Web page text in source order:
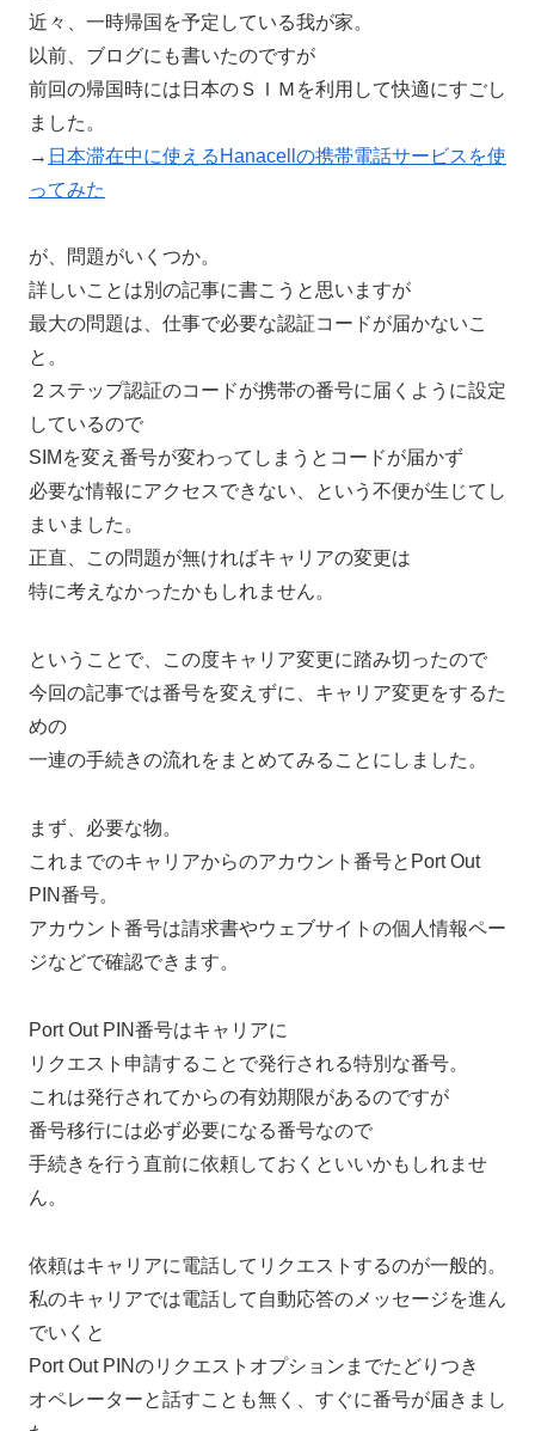
近々、一時帰国を予定している我が家。
以前、ブログにも書いたのですが
前回の帰国時には日本のＳＩＭを利用して快適にすごし
ました。
→ 日本滞在中に使えるHanacellの携帯電話サービスを使
ってみた
が、問題がいくつか。
詳しいことは別の記事に書こうと思いますが
最大の問題は、仕事で必要な認証コードが届かないこ
と。
２ステップ認証のコードが携帯の番号に届くように設定
しているので
SIMを変え番号が変わってしまうとコードが届かず
必要な情報にアクセスできない、という不便が生じてし
まいました。
正直、この問題が無ければキャリアの変更は
特に考えなかったかもしれません。
ということで、この度キャリア変更に踏み切ったので
今回の記事では番号を変えずに、キャリア変更をするた
めの
一連の手続きの流れをまとめてみることにしました。
まず、必要な物。
これまでのキャリアからのアカウント番号とPort Out
PIN番号。
アカウント番号は請求書やウェブサイトの個人情報ペー
ジなどで確認できます。
Port Out PIN番号はキャリアに
リクエスト申請することで発行される特別な番号。
これは発行されてからの有効期限があるのですが
番号移行には必ず必要になる番号なので
手続きを行う直前に依頼しておくといいかもしれませ
ん。
依頼はキャリアに電話してリクエストするのが一般的。
私のキャリアでは電話して自動応答のメッセージを進ん
でいくと
Port Out PINのリクエストオプションまでたどりつき
オペレーターと話すことも無く、すぐに番号が届きまし